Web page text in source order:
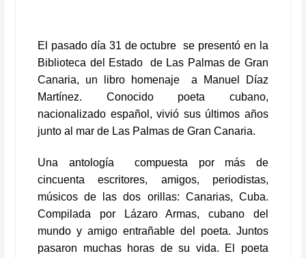
El pasado día 31 de octubre se presentó en la
Biblioteca del Estado de Las Palmas de Gran
Canaria, un libro homenaje a Manuel Díaz
Martínez.
Conocido poeta cubano,
nacionalizado español, vivió sus últimos años
junto al mar de Las Palmas de Gran Canaria.
Una antología compuesta por más de
cincuenta escritores, amigos, periodistas,
músicos de las dos orillas: Canarias, Cuba.
Compilada por Lázaro Armas, cubano del
mundo y amigo entrañable del poeta. Juntos
pasaron muchas horas de su vida. El poeta